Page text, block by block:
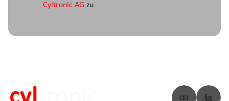
Cyltronic AG zu